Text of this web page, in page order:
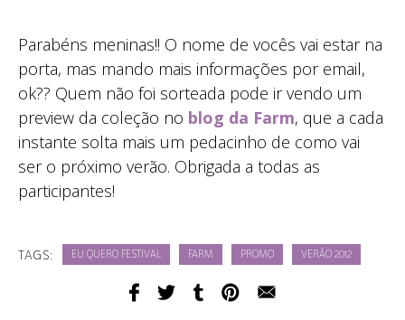
Parabéns meninas!! O nome de vocês vai estar na
porta, mas mando mais informações por email,
ok?? Quem não foi sorteada pode ir vendo um
preview da coleção no blog da Farm, que a cada
instante solta mais um pedacinho de como vai
ser o próximo verão. Obrigada a todas as
participantes!
TAGS: EU QUERO FESTIVAL FARM PROMO VERÃO 2012